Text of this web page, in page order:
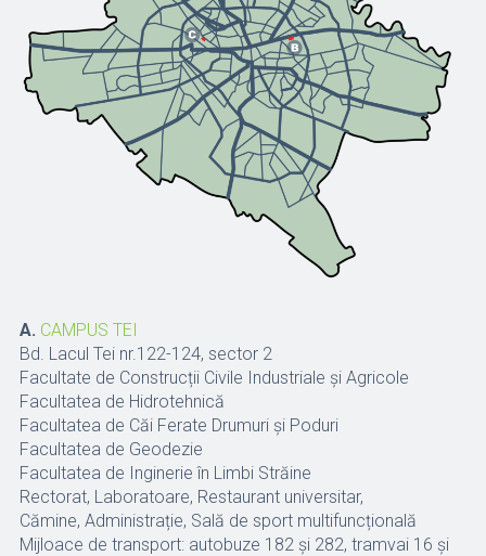
A. CAMPUS TEI
Bd. Lacul Tei nr.122-124, sector 2
Facultate de Construcții Civile Industriale și Agricole
Facultatea de Hidrotehnică
Facultatea de Căi Ferate Drumuri și Poduri
Facultatea de Geodezie
Facultatea de Inginerie în Limbi Străine
Rectorat, Laboratoare, Restaurant universitar,
Cămine, Administrație, Sală de sport multifuncțională
Mijloace de transport: autobuze 182 și 282, tramvai 16 și